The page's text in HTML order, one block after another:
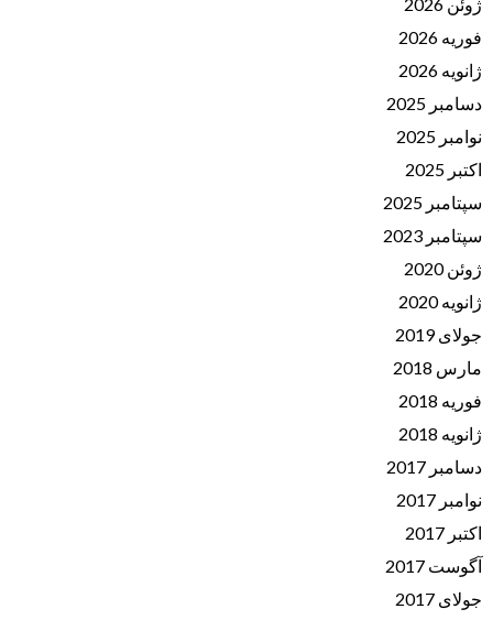
فوریه 2026
ژانویه 2026
دسامبر 2025
نوامبر 2025
اکتبر 2025
سپتامبر 2025
سپتامبر 2023
ژوئن 2020
ژانویه 2020
جولای 2019
مارس 2018
فوریه 2018
ژانویه 2018
دسامبر 2017
نوامبر 2017
اکتبر 2017
آگوست 2017
جولای 2017